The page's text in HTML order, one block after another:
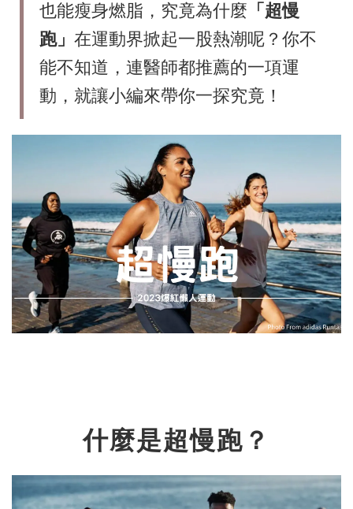
也能瘦身燃脂，究竟為什麼 「超慢
跑」 在運動界掀起一股熱潮呢？你不
能不知道，連醫師都推薦的一項運
動，就讓小編來帶你一探究竟！
什麼是超慢跑？